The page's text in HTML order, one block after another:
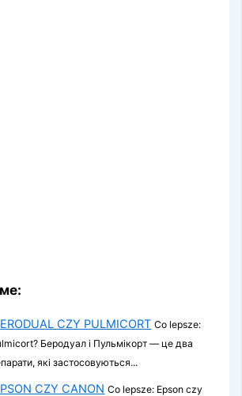
CZY PULMICORT Co lepsze:
Беродуал і Пульмікорт — це два
які застосовуються...
CZY CANON Co lepsze: Epson czy